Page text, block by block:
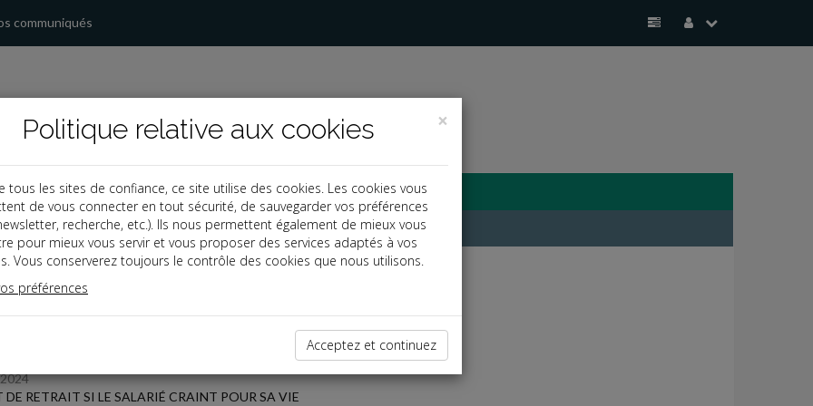
communiqués
dernières dépêches
DE RETRAIT SI LE SALARIÉ CRAINT POUR SA VIE
×
Politique relative aux cookies
tous les sites de confiance, ce site utilise des cookies. Les cookies vous
de vous connecter en tout sécurité, de sauvegarder vos préférences
recherche, etc.). Ils nous permettent également de mieux vous
pour mieux vous servir et vous proposer des services adaptés à vos
Vous conserverez toujours le contrôle des cookies que nous utilisons.
préférences
Acceptez et continuez